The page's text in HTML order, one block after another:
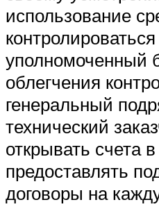
использование
уполномоченный
облегчения
генеральный
технический
открывать счета
предоставлять
договоры на